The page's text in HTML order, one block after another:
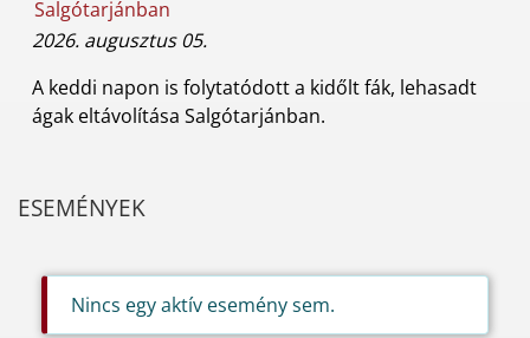
Salgótarjánban
2026. augusztus 05.
A keddi napon is folytatódott a kidőlt fák, lehasadt
ágak eltávolítása Salgótarjánban.
ESEMÉNYEK
Nincs egy aktív esemény sem.